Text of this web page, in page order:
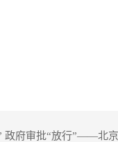
政府审批“放行”——北